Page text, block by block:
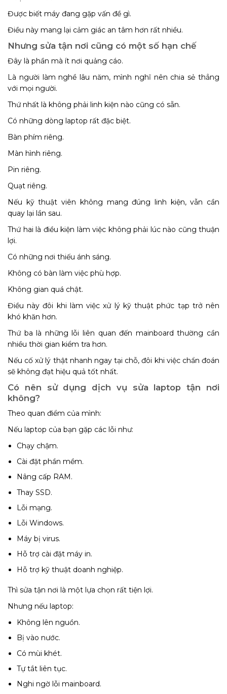
Được biết máy đang gặp vấn đề gì.
Điều này mang lại cảm giác an tâm hơn rất nhiều.
Nhưng sửa tận nơi cũng có một số hạn chế
Đây là phần mà ít nơi quảng cáo.
Là người làm nghề lâu năm, mình nghĩ nên chia sẻ thẳng
với mọi người.
Thứ nhất là không phải linh kiện nào cũng có sẵn.
Có những dòng laptop rất đặc biệt.
Bàn phím riêng.
Màn hình riêng.
Pin riêng.
Quạt riêng.
Nếu kỹ thuật viên không mang đúng linh kiện, vẫn cần
quay lại lần sau.
Thứ hai là điều kiện làm việc không phải lúc nào cũng thuận
lợi.
Có những nơi thiếu ánh sáng.
Không có bàn làm việc phù hợp.
Không gian quá chật.
Điều này đôi khi làm việc xử lý kỹ thuật phức tạp trở nên
khó khăn hơn.
Thứ ba là những lỗi liên quan đến mainboard thường cần
nhiều thời gian kiểm tra hơn.
Nếu cố xử lý thật nhanh ngay tại chỗ, đôi khi việc chẩn đoán
sẽ không đạt hiệu quả tốt nhất.
Có nên sử dụng dịch vụ sửa laptop tận nơi
không?
Theo quan điểm của mình:
Nếu laptop của bạn gặp các lỗi như:
Chạy chậm.
Cài đặt phần mềm.
Nâng cấp RAM.
Thay SSD.
Lỗi mạng.
Lỗi Windows.
Máy bị virus.
Hỗ trợ cài đặt máy in.
Hỗ trợ kỹ thuật doanh nghiệp.
Thì sửa tận nơi là một lựa chọn rất tiện lợi.
Nhưng nếu laptop:
Không lên nguồn.
Bị vào nước.
Có mùi khét.
Tự tắt liên tục.
Nghi ngờ lỗi mainboard.